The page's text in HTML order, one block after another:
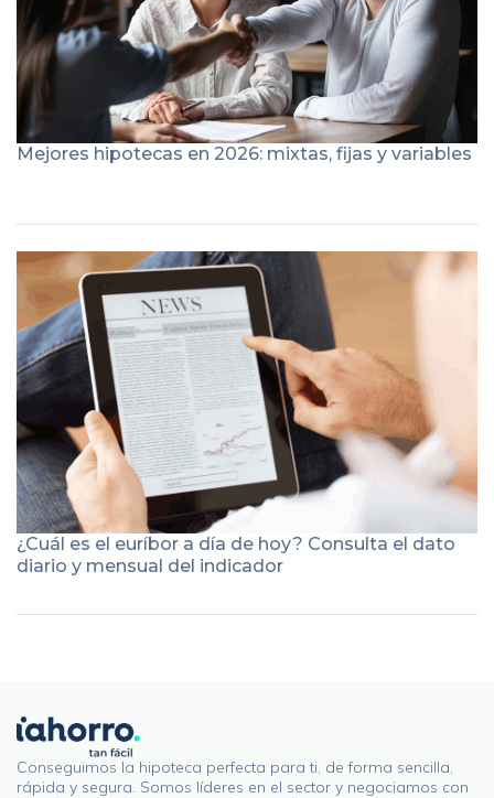
Mejores hipotecas en 2026: mixtas, fijas y variables
¿Cuál es el euríbor a día de hoy? Consulta el dato
diario y mensual del indicador
Conseguimos la hipoteca perfecta para ti, de forma sencilla,
rápida y segura. Somos líderes en el sector y negociamos con